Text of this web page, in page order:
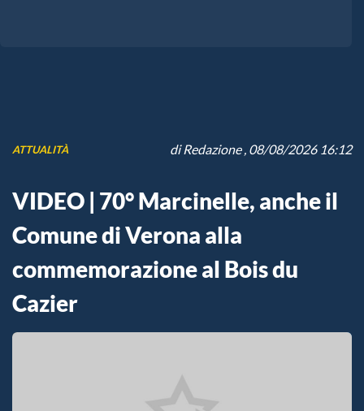
ATTUALITÀ diRedazione, 08/08/2026 16:12
VIDEO | 70° Marcinelle, anche il
Comune di Verona alla
commemorazione al Bois du
Cazier